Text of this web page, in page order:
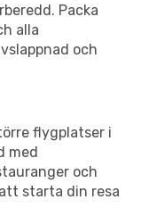
Packa
alla
och
flygplatser i
med
och
starta din resa